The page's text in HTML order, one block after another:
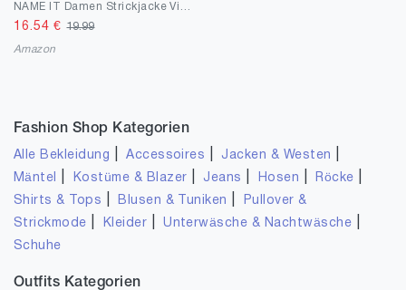
16.54 €19.99
Amazon
Fashion Shop Kategorien
Alle Bekleidung |Accessoires Jacken & Westen
Mäntel Kostüme & Blazer Jeans Hosen Röcke
Shirts & Tops Blusen & Tuniken
Pullover &
Strickmode
Kleider |Unterwäsche & Nachtwäsche
Schuhe
Outfits Kategorien